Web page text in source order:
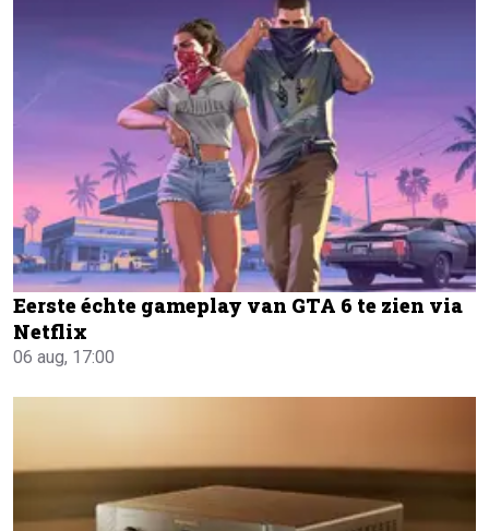
Eerste échte gameplay van GTA 6 te zien via
Netflix
06 aug, 17:00